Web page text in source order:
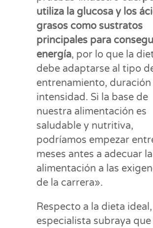
utiliza la glucosa y los
grasos como sustratos
principales para
energía, por lo que la
debe adaptarse al tipo
entrenamiento, duración
intensidad. Si la base de
nuestra alimentación es
saludable y nutritiva,
podríamos empezar
meses antes a adecuar la
alimentación a las
de la carrera».
Respecto a la dieta
especialista subraya que